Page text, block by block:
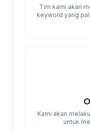
Tim kami akan
keyword yang
Kami akan
untuk